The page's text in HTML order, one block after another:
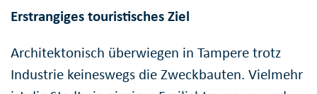
Erstrangiges touristisches Ziel
Architektonisch überwiegen in Tampere trotz
Industrie keineswegs die Zweckbauten. Vielmehr